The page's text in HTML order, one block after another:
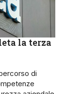
la terza
di